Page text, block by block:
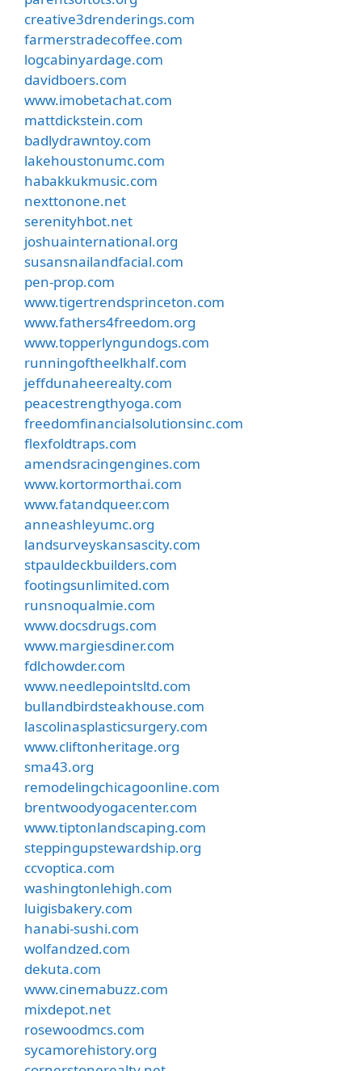
creative3drenderings.com
farmerstradecoffee.com
logcabinyardage.com
davidboers.com
www.imobetachat.com
mattdickstein.com
badlydrawntoy.com
lakehoustonumc.com
habakkukmusic.com
nexttonone.net
serenityhbot.net
joshuainternational.org
susansnailandfacial.com
pen-prop.com
www.tigertrendsprinceton.com
www.fathers4freedom.org
www.topperlyngundogs.com
runningoftheelkhalf.com
jeffdunaheerealty.com
peacestrengthyoga.com
freedomfinancialsolutionsinc.com
flexfoldtraps.com
amendsracingengines.com
www.kortormorthai.com
www.fatandqueer.com
anneashleyumc.org
landsurveyskansascity.com
stpauldeckbuilders.com
footingsunlimited.com
runsnoqualmie.com
www.docsdrugs.com
www.margiesdiner.com
fdlchowder.com
www.needlepointsltd.com
bullandbirdsteakhouse.com
lascolinasplasticsurgery.com
www.cliftonheritage.org
sma43.org
remodelingchicagoonline.com
brentwoodyogacenter.com
www.tiptonlandscaping.com
steppingupstewardship.org
ccvoptica.com
washingtonlehigh.com
luigisbakery.com
hanabi-sushi.com
wolfandzed.com
dekuta.com
www.cinemabuzz.com
mixdepot.net
rosewoodmcs.com
sycamorehistory.org